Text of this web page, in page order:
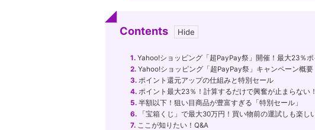
Contents
1. Yahoo!ショッピング「超PayPay祭」開催！最大23％ポ
2. Yahoo!ショッピング「超PayPay祭」キャンペーン概要
3. ポイント還元アップの仕組みと特別セール
4. ポイント最大23％！計算するだけで興奮が止まらない！
5. 半額以下！狙い目商品が豊富すぎる「特別セール」
6. 「宝箱くじ」で最大30万円！買い物前の運試しも楽し
7. ここが知りたい！Q&A